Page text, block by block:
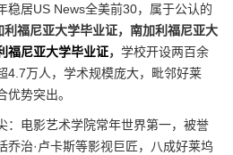
稳居US News全美前30，属于公认的
利福尼亚大学毕业证，南加利福尼亚大
福尼亚大学毕业证， 学校开设两百余
4.7万人，学术规模庞大，毗邻好莱
势突出。
：电影艺术学院常年世界第一，被誉
乔治·卢卡斯等影视巨匠，八成好莱坞